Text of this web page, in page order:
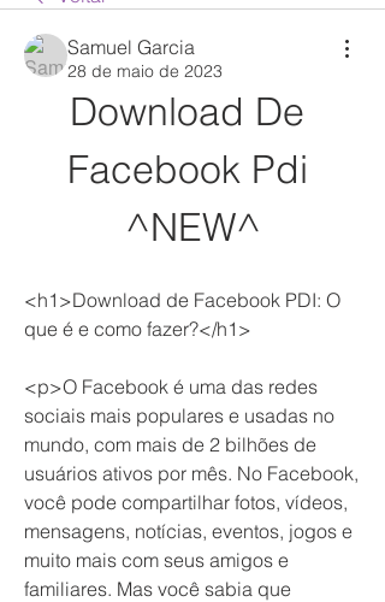
Samuel Garcia
28 de maio de 2023
Download De
Facebook Pdi
^NEW^
<h1>Download de Facebook PDI: O
que é e como fazer?</h1>
<p>O Facebook é uma das redes
sociais mais populares e usadas no
mundo, com mais de 2 bilhões de
usuários ativos por mês. No Facebook,
você pode compartilhar fotos, vídeos,
mensagens, notícias, eventos, jogos e
muito mais com seus amigos e
familiares. Mas você sabia que